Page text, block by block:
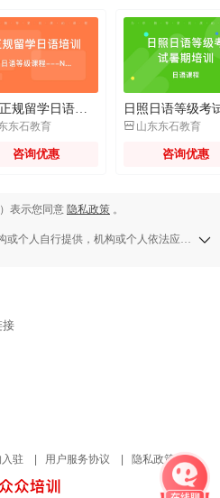
日照正规留学日语培训机构
东石教育
咨询优惠
 山东东石教育
咨询优惠
表示您同意 隐私政策 。
的准确性、完整性、合法性或真实性均不承担任何责任，若发现侵权行为可发送举报邮件至a13583138709@126.com。
接
驻 用户服务协议 隐私政策